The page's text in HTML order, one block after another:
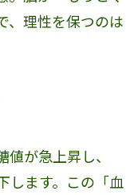
、理性を保つのは
が急上昇し、
します。この「血